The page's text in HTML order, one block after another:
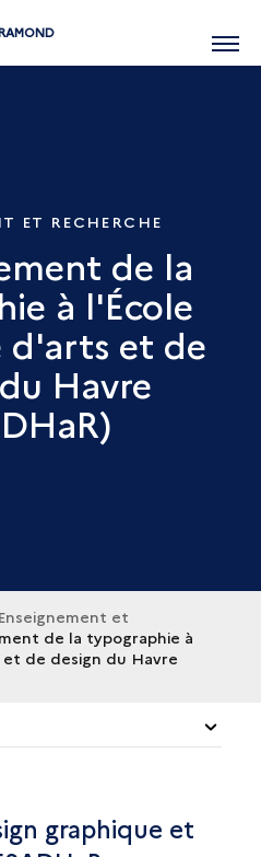
Menu
ET RECHERCHE
de la
à l'École
d'arts et de
Havre
Enseignement et
de la typographie à
de design du Havre
graphique et